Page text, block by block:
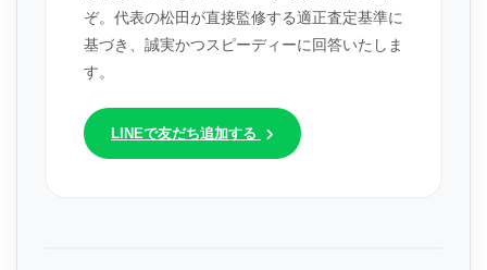
ぞ。代表の松田が直接監修する適正査定基準に
基づき、誠実かつスピーディーに回答いたしま
す。
LINEで友だち追加する